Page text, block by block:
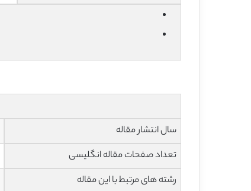
سال انتشار مقاله
تعداد صفحات مقاله انگلیسی
رشته های مرتبط با این مقاله